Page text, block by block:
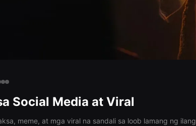
Social Media at Viral
meme, at mga viral na sandali sa loob lamang ng ilang